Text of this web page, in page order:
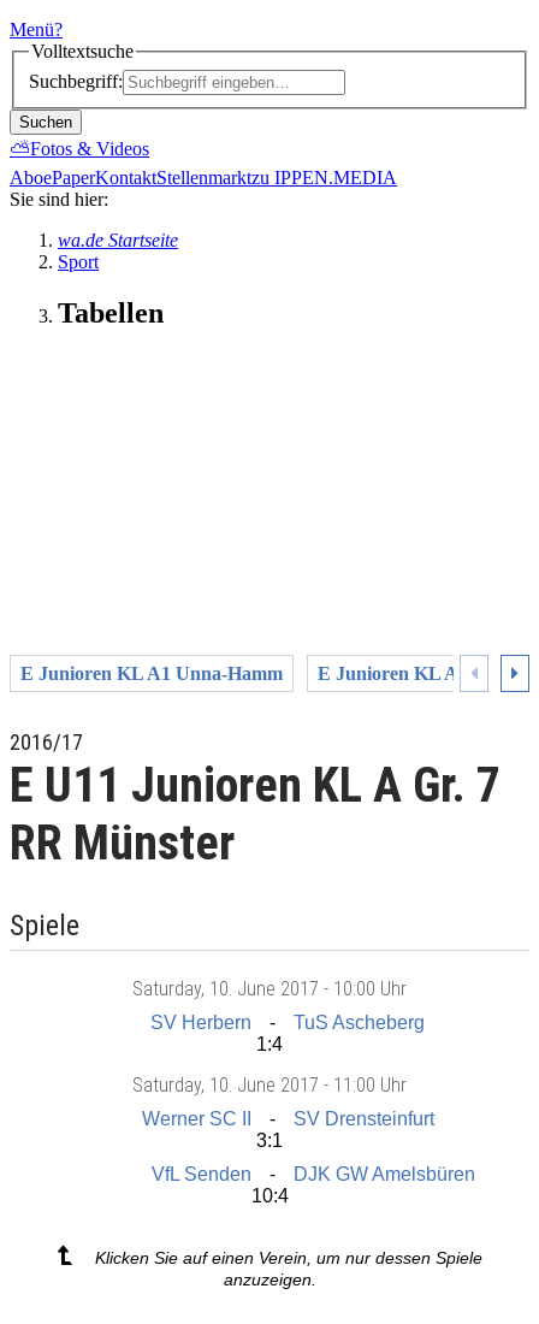
Menü?
Volltextsuche
Suchbegriff:
Suchen
⛅Fotos & Videos
AboePaperKontaktStellenmarktzu IPPEN.MEDIA
Sie sind hier:
wa.de Startseite
Sport
Tabellen
E Junioren KL A1 Unna-Hamm E Junioren KL A2 Unna-
2016/17
E U11 Junioren KL A Gr. 7
RR Münster
Spiele
Saturday, 10. June 2017 - 10:00 Uhr
SV Herbern
TuS Ascheberg
1:4
Saturday, 10. June 2017 - 11:00 Uhr
Werner SC II
SV Drensteinfurt
3:1
VfL Senden
DJK GW Amelsbüren
10:4
Klicken Sie auf einen Verein, um nur dessen Spiele
anzuzeigen.